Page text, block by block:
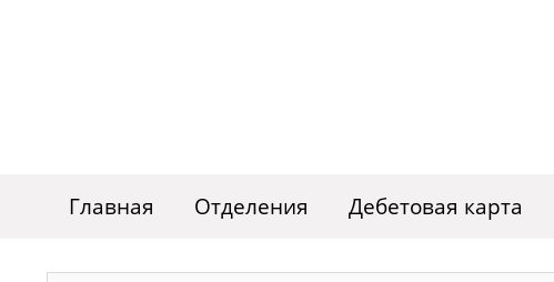
Главная Отделения Дебетовая карта